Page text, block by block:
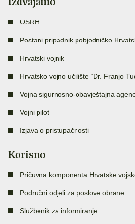
OSRH
Postani pripadnik pobjedničke
Hrvatski vojnik
Hrvatsko vojno učilište “Dr. Franjo
Vojna sigurnosno-obavještajna
Vojni pilot
Izjava o pristupačnosti
Korisno
Pričuvna komponenta Hrvatske
Područni odjeli za poslove obrane
Službenik za informiranje